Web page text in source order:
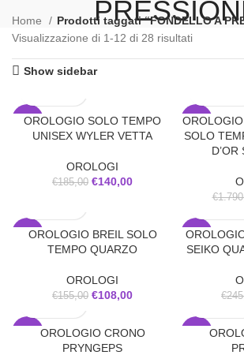
Home
Prodotti taggati “FONDELLO A
Visualizzazione di 1-12 di 28 risultati
Show sidebar
-24%
OROLOGIO SOLO TEMPO
UNISEX WYLER VETTA
OROLOGI
€185,00 €140,00
-17%
SOLO
D’OR
€
-30%OROLOGIO BREIL SOLO
TEMPO QUARZO
OROLOGI
€155,00 €108,00
-30%
SEIKO
€
OROLOGIO CRONO
PRYNGEPS